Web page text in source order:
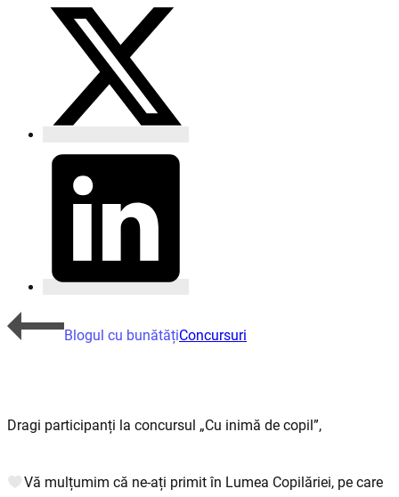
Blogul cu bunătățiConcursuri
Dragi participanți la concursul „Cu inimă de copil”,
Vă mulțumim că ne-ați primit în Lumea Copilăriei, pe care